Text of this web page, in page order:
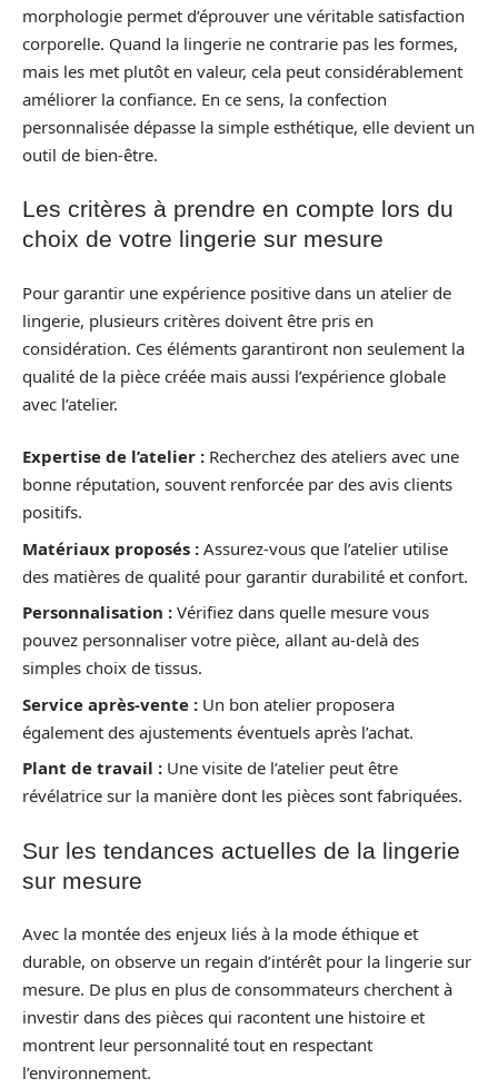
morphologie permet d’éprouver une véritable satisfaction
corporelle. Quand la lingerie ne contrarie pas les formes,
mais les met plutôt en valeur, cela peut considérablement
améliorer la confiance. En ce sens, la confection
personnalisée dépasse la simple esthétique, elle devient un
outil de bien-être.
Les critères à prendre en compte lors du
choix de votre lingerie sur mesure
Pour garantir une expérience positive dans un atelier de
lingerie, plusieurs critères doivent être pris en
considération. Ces éléments garantiront non seulement la
qualité de la pièce créée mais aussi l’expérience globale
avec l’atelier.
Expertise de l’atelier : Recherchez des ateliers avec une
bonne réputation, souvent renforcée par des avis clients
positifs.
Matériaux proposés : Assurez-vous que l’atelier utilise
des matières de qualité pour garantir durabilité et confort.
Personnalisation : Vérifiez dans quelle mesure vous
pouvez personnaliser votre pièce, allant au-delà des
simples choix de tissus.
Service après-vente : Un bon atelier proposera
également des ajustements éventuels après l’achat.
Plant de travail : Une visite de l’atelier peut être
révélatrice sur la manière dont les pièces sont fabriquées.
Sur les tendances actuelles de la lingerie
sur mesure
Avec la montée des enjeux liés à la mode éthique et
durable, on observe un regain d’intérêt pour la lingerie sur
mesure. De plus en plus de consommateurs cherchent à
investir dans des pièces qui racontent une histoire et
montrent leur personnalité tout en respectant
l’environnement.